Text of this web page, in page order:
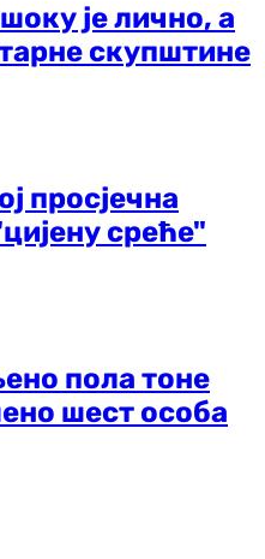
је лично, а
скупштине
просјечна
среће"
пола тоне
шест особа